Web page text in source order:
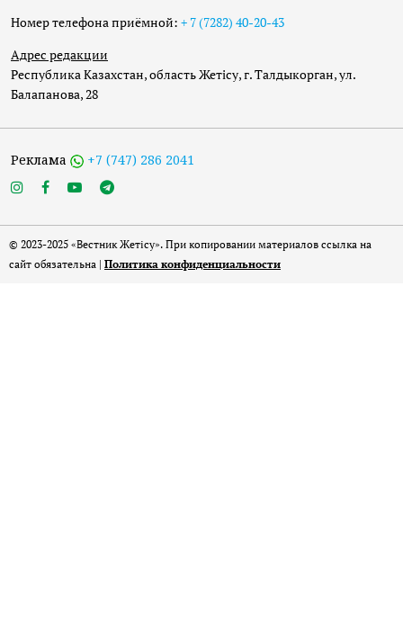
Номер телефона приёмной: + 7 (7282) 40-20-43
Адрес редакции
Республика Казахстан, область Жетісу, г. Талдыкорган, ул.
Балапанова, 28
Реклама +7 (747) 286 2041
© 2023-2025 «Вестник Жетісу». При копировании материалов ссылка на
сайт обязательна | Политика конфиденциальности